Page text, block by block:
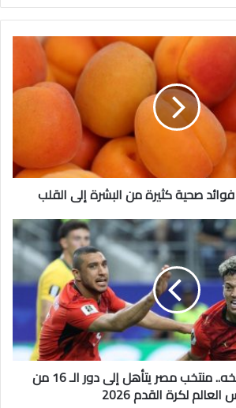
صحية كثيرة من البشرة إلى القلب
لأول مرة في تاريخه.. منتخب مصر يتأهل إلى دور الـ 16 من
لكرة القدم 2026